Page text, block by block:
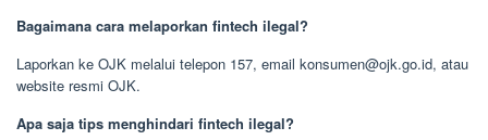
Bagaimana cara melaporkan fintech ilegal?
Laporkan ke OJK melalui telepon 157, email konsumen@ojk.go.id, atau
website resmi OJK.
Apa saja tips menghindari fintech ilegal?